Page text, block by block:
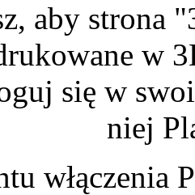
aby strona
w
się w
niej
włączenia